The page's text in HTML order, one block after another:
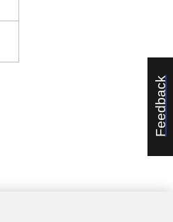
Feedback